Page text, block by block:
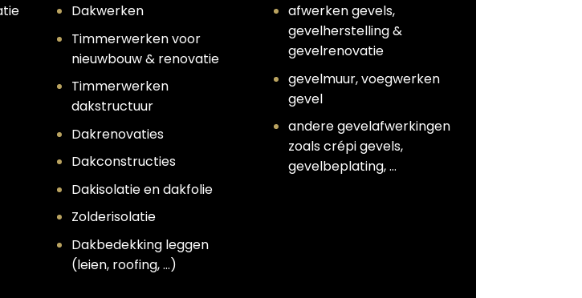
Dakwerken
Timmerwerken voor
nieuwbouw & renovatie
Timmerwerken
dakstructuur
Dakrenovaties
Dakconstructies
Dakisolatie en dakfolie
Zolderisolatie
Dakbedekking leggen
(leien, roofing, …)
afwerken gevels,
gevelherstelling &
gevelrenovatie
gevelmuur, voegwerken
gevel
andere gevelafwerkingen
zoals crépi gevels,
gevelbeplating, …